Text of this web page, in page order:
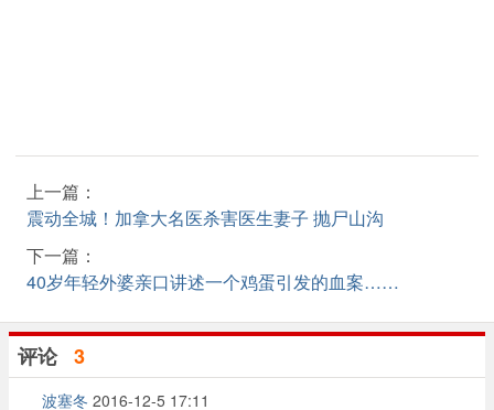
上一篇：
震动全城！加拿大名医杀害医生妻子 抛尸山沟
下一篇：
40岁年轻外婆亲口讲述一个鸡蛋引发的血案……
评论 3
波塞冬 2016-12-5 17:11